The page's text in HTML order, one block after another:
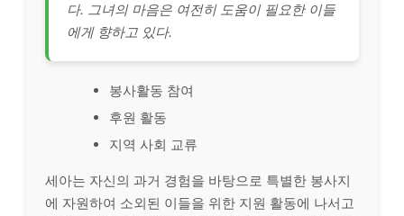
다. 그녀의 마음은 여전히 도움이 필요한 이들
에게 향하고 있다.
봉사활동 참여
후원 활동
지역 사회 교류
세아는 자신의 과거 경험을 바탕으로 특별한 봉사지
에 자원하여 소외된 이들을 위한 지원 활동에 나서고